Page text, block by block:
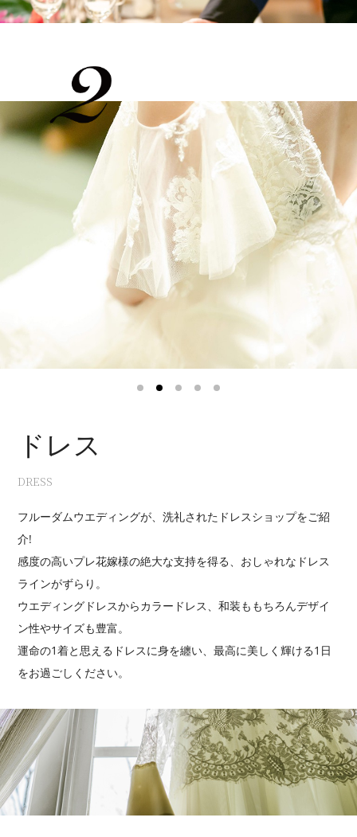
ドレス
DRESS
フルーダムウエディングが、洗礼されたドレスショップをご紹
介!
感度の高いプレ花嫁様の絶大な支持を得る、おしゃれなドレス
ラインがずらり。
ウエディングドレスからカラードレス、和装ももちろんデザイ
ン性やサイズも豊富。
運命の1着と思えるドレスに身を纏い、最高に美しく輝ける1日
をお過ごしください。